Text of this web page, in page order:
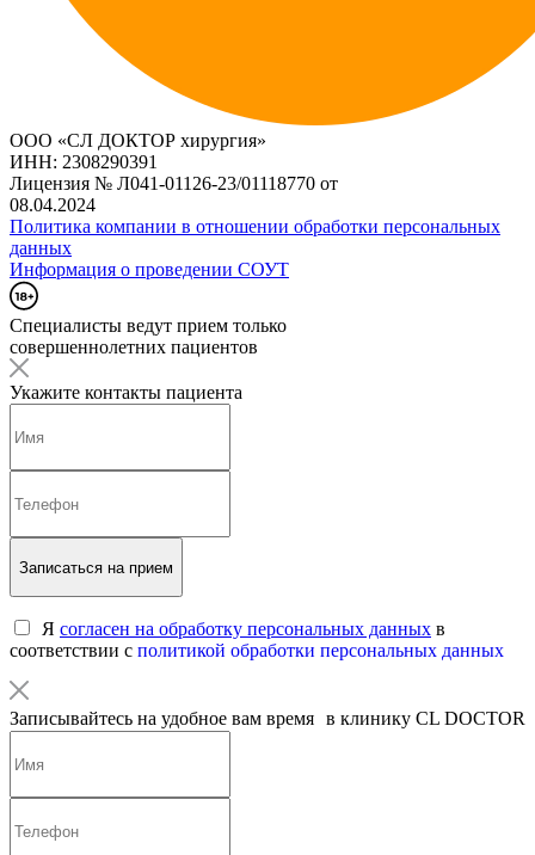
ООО «СЛ ДОКТОР хирургия»
ИНН: 2308290391
Лицензия № Л041-01126-23/01118770 от
08.04.2024
Политика компании в отношении обработки персональных
данных
Информация о проведении СОУТ
Специалисты ведут прием только
совершеннолетних пациентов
Укажите контакты пациента
Записаться на прием
Я согласен на обработку персональных данных в
соответствии с политикой обработки персональных данных
Записывайтесь на удобное вам время в клинику CL DOCTOR